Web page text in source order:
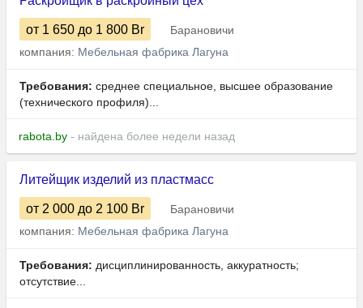
от 1 650 до 1 800 Br
Барановичи
компания: Мебельная фабрика Лагуна
Требования: среднее специальное, высшее образование
(технического профиля)...
rabota.by - найдена более недели назад
Литейщик изделий из пластмасс
от 2 000 до 2 100 Br
Барановичи
компания: Мебельная фабрика Лагуна
Требования: дисциплинированность, аккуратность;
отсутствие...